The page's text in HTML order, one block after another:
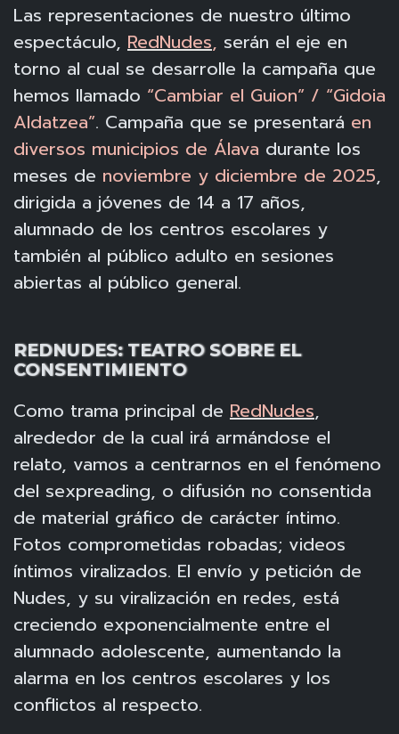
Las representaciones de nuestro último
espectáculo, RedNudes, serán el eje en
torno al cual se desarrolle la campaña que
hemos llamado “Cambiar el Guion” / “Gidoia
Aldatzea”. Campaña que se presentará en
diversos municipios de Álava durante los
meses de noviembre y diciembre de 2025,
dirigida a jóvenes de 14 a 17 años,
alumnado de los centros escolares y
también al público adulto en sesiones
abiertas al público general.
REDNUDES: TEATRO SOBRE EL
CONSENTIMIENTO
Como trama principal de RedNudes,
alrededor de la cual irá armándose el
relato, vamos a centrarnos en el fenómeno
del sexpreading, o difusión no consentida
de material gráfico de carácter íntimo.
Fotos comprometidas robadas; videos
íntimos viralizados. El envío y petición de
Nudes, y su viralización en redes, está
creciendo exponencialmente entre el
alumnado adolescente, aumentando la
alarma en los centros escolares y los
conflictos al respecto.